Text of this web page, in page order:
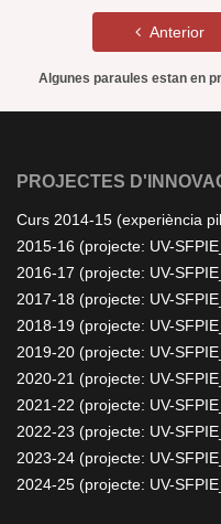
Anterior
Algunes paraules estan en
PROJECTES
Curs 2014-15 (experiència
2015-16 (projecte: UV-
2016-17 (projecte: UV-
2017-18 (projecte: UV-
2018-19 (projecte: UV-
2019-20 (projecte: UV-
2020-21 (projecte: UV-
2021-22 (projecte: UV-
2022-23 (projecte: UV-
2023-24 (projecte: UV-
2024-25 (projecte: UV-